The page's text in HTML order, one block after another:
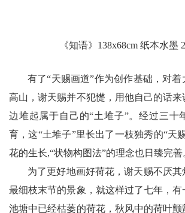
《知语》138x68cm 纸本水墨
有了“天赐画道”作为创作基础，对
高山，谢天赐并不犯憷，用他自己的话
边堆起属于自己的“土堆子”。经过三十
育，这“土堆子”里长出了一枝独秀的“天
花的生长,“状物构图法”的理念也日臻完善
为了更好地画好荷花，谢天赐不厌其
最细枝末节的景象，就这样过了七年，有
池塘中已经枯萎的荷花，秋风中的荷叶